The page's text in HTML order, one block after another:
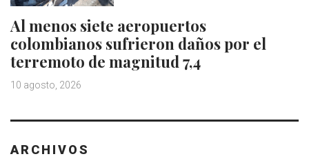
Al menos siete aeropuertos
colombianos sufrieron daños por el
terremoto de magnitud 7,4
10 agosto, 2026
ARCHIVOS